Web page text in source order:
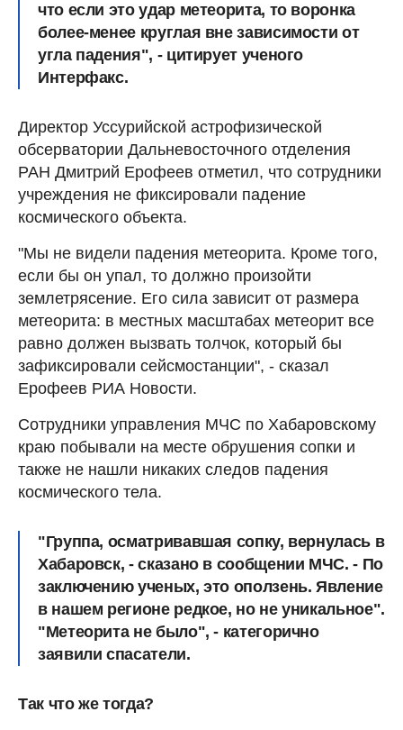
что если это удар метеорита, то воронка
более-менее круглая вне зависимости от
угла падения", - цитирует ученого
Интерфакс.
Директор Уссурийской астрофизической
обсерватории Дальневосточного отделения
РАН Дмитрий Ерофеев отметил, что сотрудники
учреждения не фиксировали падение
космического объекта.
"Мы не видели падения метеорита. Кроме того,
если бы он упал, то должно произойти
землетрясение. Его сила зависит от размера
метеорита: в местных масштабах метеорит все
равно должен вызвать толчок, который бы
зафиксировали сейсмостанции", - сказал
Ерофеев РИА Новости.
Сотрудники управления МЧС по Хабаровскому
краю побывали на месте обрушения сопки и
также не нашли никаких следов падения
космического тела.
"Группа, осматривавшая сопку, вернулась в
Хабаровск, - сказано в сообщении МЧС. - По
заключению ученых, это оползень. Явление
в нашем регионе редкое, но не уникальное".
"Метеорита не было", - категорично
заявили спасатели.
Так что же тогда?